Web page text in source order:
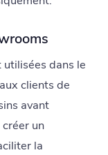
dans le
clients de
avant
un
la